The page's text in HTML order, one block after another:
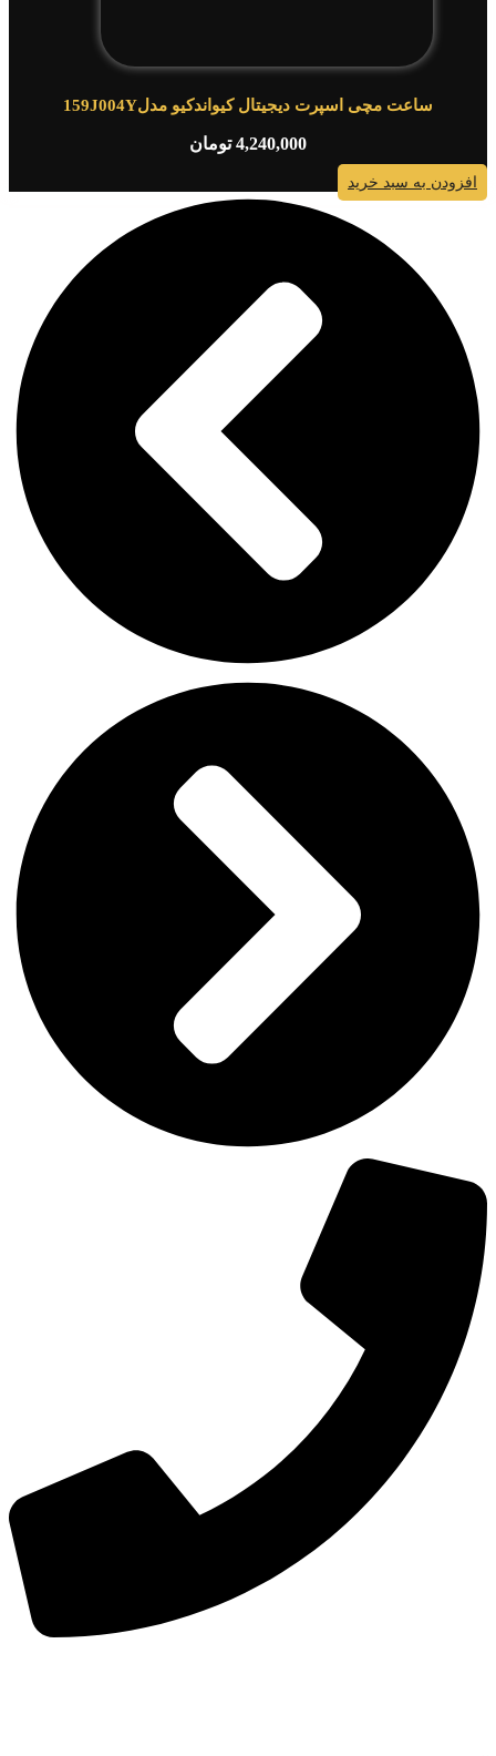
ساعت مچی اسپرت دیجیتال کیواندکیو مدل159J004Y
4,240,000 تومان
افزودن به سبد خرید